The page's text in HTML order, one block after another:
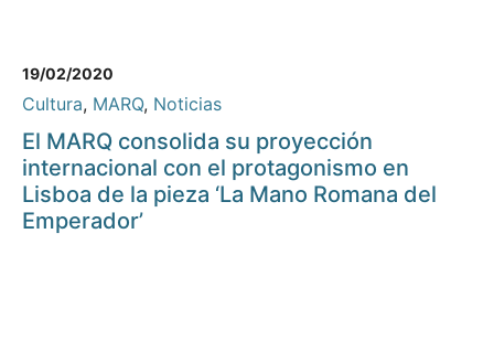
19/02/2020
Cultura, MARQ, Noticias
El MARQ consolida su proyección
internacional con el protagonismo en
Lisboa de la pieza ‘La Mano Romana del
Emperador’